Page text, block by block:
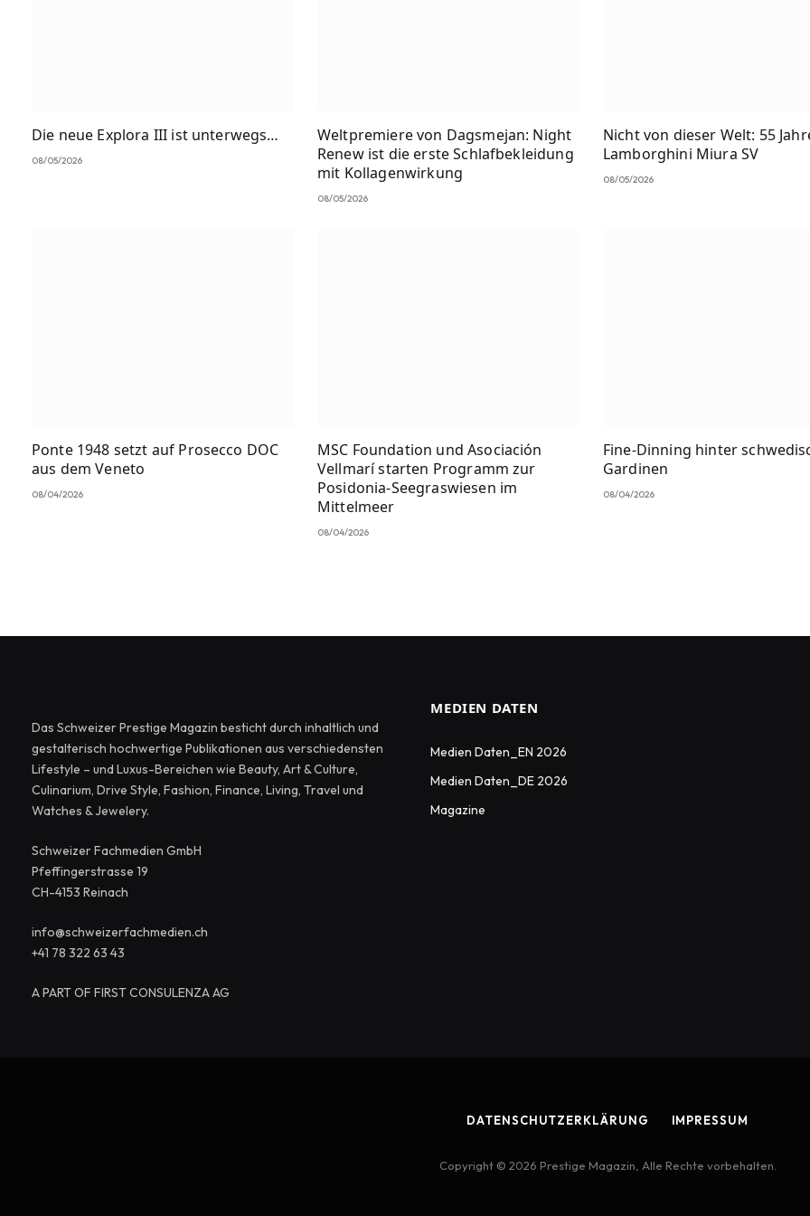
Die neue Explora III ist unterwegs…
08/05/2026
Weltpremiere von Dagsmejan: Night
Renew ist die erste Schlafbekleidung
mit Kollagenwirkung
08/05/2026
Nicht von dieser Welt: 55
Lamborghini Miura SV
08/05/2026
Ponte 1948 setzt auf Prosecco DOC
aus dem Veneto
08/04/2026
MSC Foundation und Asociación
Vellmarí starten Programm zur
Posidonia-Seegraswiesen im
Mittelmeer
08/04/2026
Fine-Dinning hinter
Gardinen
08/04/2026
Das Schweizer Prestige Magazin besticht durch inhaltlich und
gestalterisch hochwertige Publikationen aus verschiedensten
Lifestyle – und Luxus-Bereichen wie Beauty, Art & Culture,
Culinarium, Drive Style, Fashion, Finance, Living, Travel und
Watches & Jewelery.
Schweizer Fachmedien GmbH
Pfeffingerstrasse 19
CH-4153 Reinach
info@schweizerfachmedien.ch
+41 78 322 63 43
A PART OF FIRST CONSULENZA AG
MEDIEN DATEN
Medien Daten_EN 2026
Medien Daten_DE 2026
Magazine
DATENSCHUTZERKLÄRUNG IMPRESSUM
Copyright © 2026 Prestige Magazin, Alle Rechte vorbehalten.